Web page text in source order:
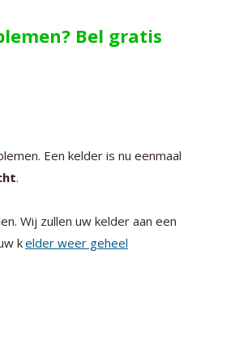
Bel gratis
Een kelder is nu eenmaal
.
Wij zullen uw kelder aan een
kelder weer geheel